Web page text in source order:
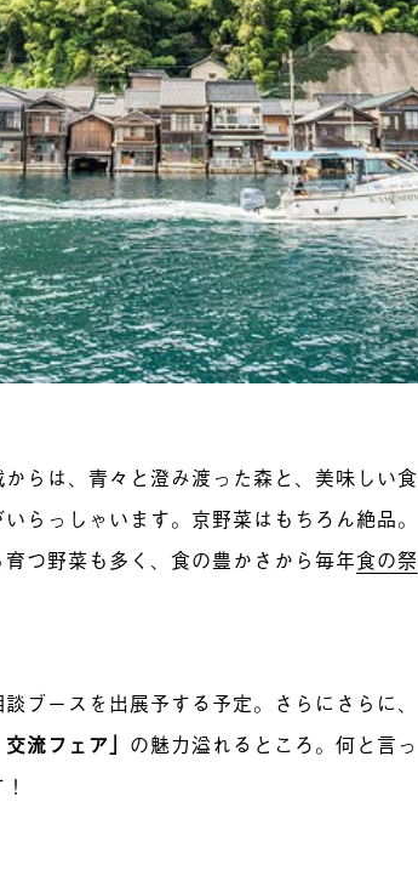
らは、青々と澄み渡った森と、美味しい食
らっしゃいます。京野菜はもちろん絶品。
つ野菜も多く、食の豊かさから毎年食の祭
ブースを出展予する予定。さらにさらに、
流フェア」 の魅力溢れるところ。何と言っ